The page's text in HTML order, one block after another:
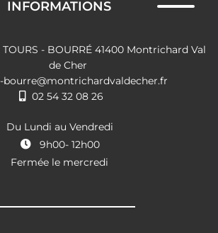
INFORMATIONS
TOURS - BOURRÉ 41400 Montrichard Val
de Cher
bourre@montrichardvaldecher.fr
02 54 32 08 26
Du Lundi au Vendredi
9h00- 12h00
Fermée le mercredi